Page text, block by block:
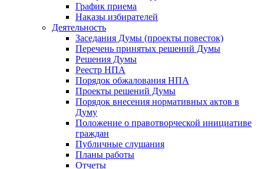
График приема
Наказы избирателей
Деятельность
Заседания Думы (проекты повесток)
Перечень принятых решений Думы
Решения Думы
Реестр НПА
Порядок обжалования НПА
Проекты решений Думы
Порядок внесения нормативных актов в
Думу
Положение о правотворческой инициативе
граждан
Публичные слушания
Планы работы
Отчеты